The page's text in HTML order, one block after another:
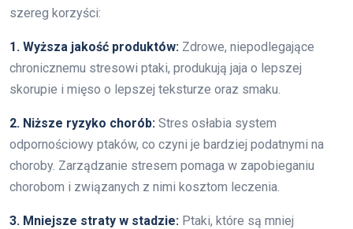
szereg korzyści:
1. Wyższa jakość produktów: Zdrowe, niepodlegające
chronicznemu stresowi ptaki, produkują jaja o lepszej
skorupie i mięso o lepszej teksturze oraz smaku.
2. Niższe ryzyko chorób: Stres osłabia system
odpornościowy ptaków, co czyni je bardziej podatnymi na
choroby. Zarządzanie stresem pomaga w zapobieganiu
chorobom i związanych z nimi kosztom leczenia.
3. Mniejsze straty w stadzie: Ptaki, które są mniej